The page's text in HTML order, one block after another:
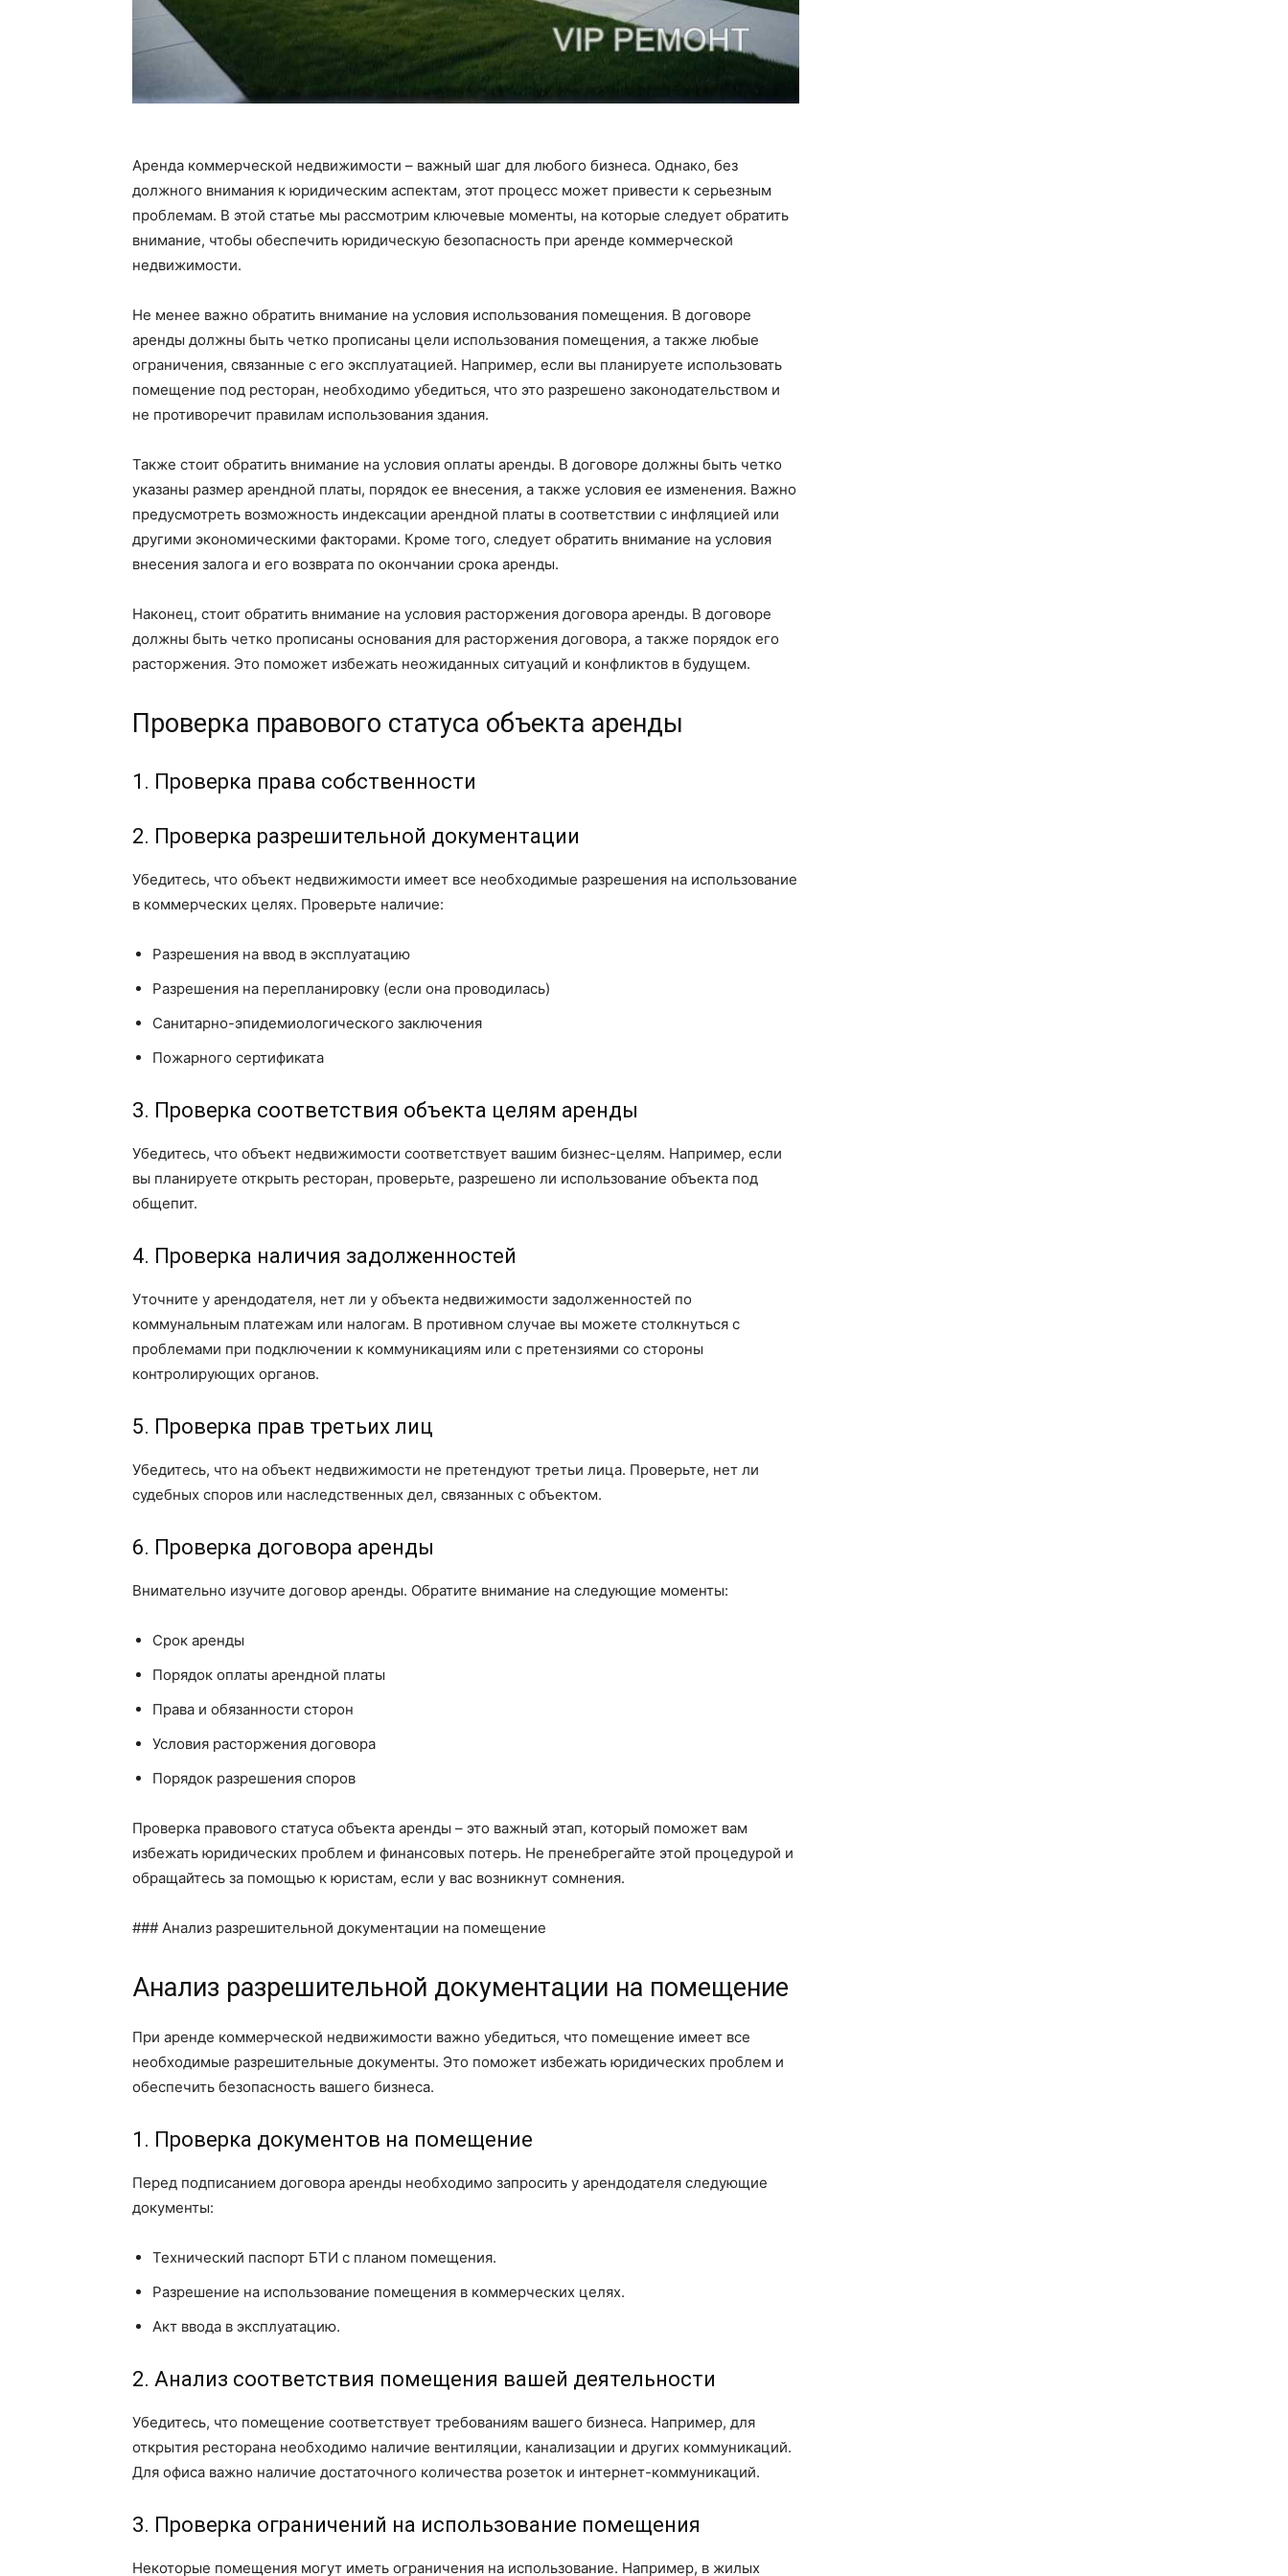
Аренда коммерческой недвижимости – важный шаг для любого бизнеса. Однако, без
должного внимания к юридическим аспектам, этот процесс может привести к серьезным
проблемам. В этой статье мы рассмотрим ключевые моменты, на которые следует обратить
внимание, чтобы обеспечить юридическую безопасность при аренде коммерческой
недвижимости.
Не менее важно обратить внимание на условия использования помещения. В договоре
аренды должны быть четко прописаны цели использования помещения, а также любые
ограничения, связанные с его эксплуатацией. Например, если вы планируете использовать
помещение под ресторан, необходимо убедиться, что это разрешено законодательством и
не противоречит правилам использования здания.
Также стоит обратить внимание на условия оплаты аренды. В договоре должны быть четко
указаны размер арендной платы, порядок ее внесения, а также условия ее изменения. Важно
предусмотреть возможность индексации арендной платы в соответствии с инфляцией или
другими экономическими факторами. Кроме того, следует обратить внимание на условия
внесения залога и его возврата по окончании срока аренды.
Наконец, стоит обратить внимание на условия расторжения договора аренды. В договоре
должны быть четко прописаны основания для расторжения договора, а также порядок его
расторжения. Это поможет избежать неожиданных ситуаций и конфликтов в будущем.
Проверка правового статуса объекта аренды
1. Проверка права собственности
2. Проверка разрешительной документации
Убедитесь, что объект недвижимости имеет все необходимые разрешения на использование
в коммерческих целях. Проверьте наличие:
Разрешения на ввод в эксплуатацию
Разрешения на перепланировку (если она проводилась)
Санитарно-эпидемиологического заключения
Пожарного сертификата
3. Проверка соответствия объекта целям аренды
Убедитесь, что объект недвижимости соответствует вашим бизнес-целям. Например, если
вы планируете открыть ресторан, проверьте, разрешено ли использование объекта под
общепит.
4. Проверка наличия задолженностей
Уточните у арендодателя, нет ли у объекта недвижимости задолженностей по
коммунальным платежам или налогам. В противном случае вы можете столкнуться с
проблемами при подключении к коммуникациям или с претензиями со стороны
контролирующих органов.
5. Проверка прав третьих лиц
Убедитесь, что на объект недвижимости не претендуют третьи лица. Проверьте, нет ли
судебных споров или наследственных дел, связанных с объектом.
6. Проверка договора аренды
Внимательно изучите договор аренды. Обратите внимание на следующие моменты:
Срок аренды
Порядок оплаты арендной платы
Права и обязанности сторон
Условия расторжения договора
Порядок разрешения споров
Проверка правового статуса объекта аренды – это важный этап, который поможет вам
избежать юридических проблем и финансовых потерь. Не пренебрегайте этой процедурой и
обращайтесь за помощью к юристам, если у вас возникнут сомнения.
### Анализ разрешительной документации на помещение
Анализ разрешительной документации на помещение
При аренде коммерческой недвижимости важно убедиться, что помещение имеет все
необходимые разрешительные документы. Это поможет избежать юридических проблем и
обеспечить безопасность вашего бизнеса.
1. Проверка документов на помещение
Перед подписанием договора аренды необходимо запросить у арендодателя следующие
документы:
Технический паспорт БТИ с планом помещения.
Разрешение на использование помещения в коммерческих целях.
Акт ввода в эксплуатацию.
2. Анализ соответствия помещения вашей деятельности
Убедитесь, что помещение соответствует требованиям вашего бизнеса. Например, для
открытия ресторана необходимо наличие вентиляции, канализации и других коммуникаций.
Для офиса важно наличие достаточного количества розеток и интернет-коммуникаций.
3. Проверка ограничений на использование помещения
Некоторые помещения могут иметь ограничения на использование. Например, в жилых